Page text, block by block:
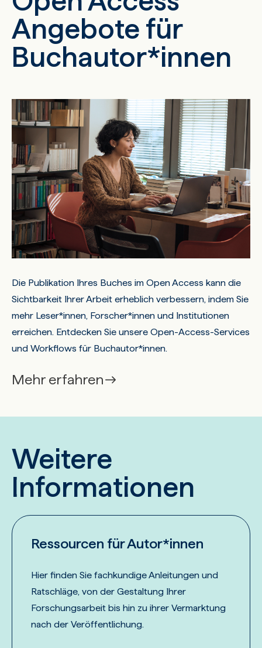
Angebote für
Buchautor*innen
Die Publikation Ihres Buches im Open Access kann die
Sichtbarkeit Ihrer Arbeit erheblich verbessern, indem Sie
mehr Leser*innen, Forscher*innen und Institutionen
erreichen. Entdecken Sie unsere Open-Access-Services
und Workflows für Buchautor*innen.
Mehr erfahren
Weitere
Informationen
Ressourcen für Autor*innen
Hier finden Sie fachkundige Anleitungen und
Ratschläge, von der Gestaltung Ihrer
Forschungsarbeit bis hin zu ihrer Vermarktung
nach der Veröffentlichung.